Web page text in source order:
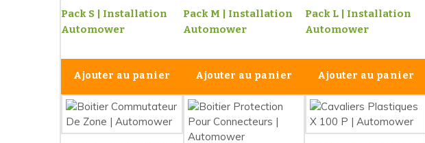
Pack S | Installation
Automower
Ajouter au panier
Pack M | Installation
Automower
Ajouter au panier
Pack L | Installation
Automower
Ajouter au panier